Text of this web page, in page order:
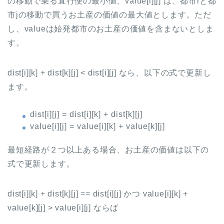
市jの移動で買うお土産の価値の最大値とします。ただ
し、valueは始発都市のお土産の価値を含まないとしま
す。
dist[i][k] + dist[k][j] < dist[i][j] なら、以下の式で更新し
ます。
dist[i][j] = dist[i][k] + dist[k][j]
value[i][j] = value[i][k] + value[k][j]
最短経路が２つ以上ある場合、お土産の価値は以下の
式で更新します。
dist[i][k] + dist[k][j] == dist[i][j] かつ value[i][k] +
value[k][j] > value[i][j] ならば